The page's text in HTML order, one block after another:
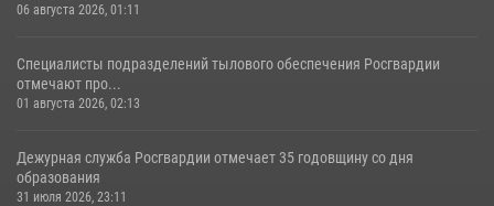
06 августа 2026, 01:11
Специалисты подразделений тылового обеспечения Росгвардии
отмечают про...
01 августа 2026, 02:13
Дежурная служба Росгвардии отмечает 35 годовщину со дня
образования
31 июля 2026, 23:11